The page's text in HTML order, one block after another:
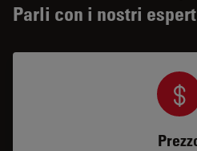
Parli con i nostri